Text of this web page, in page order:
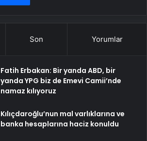
Son Yorumlar
Fatih Erbakan: Bir yanda ABD, bir
yanda YPG biz de Emevi Camii’nde
namaz kılıyoruz
Kılıçdaroğlu’nun mal varlıklarına ve
banka hesaplarına haciz konuldu